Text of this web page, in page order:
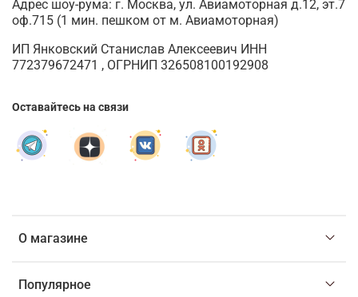
О магазине
Популярное
Адрес шоу-рума: г. Москва, ул. Авиамоторная д.12, эт.7
оф.715 (1 мин. пешком от м. Авиамоторная)
ИП Янковский Станислав Алексеевич ИНН
772379672471 , ОГРНИП 326508100192908
Оставайтесь на связи